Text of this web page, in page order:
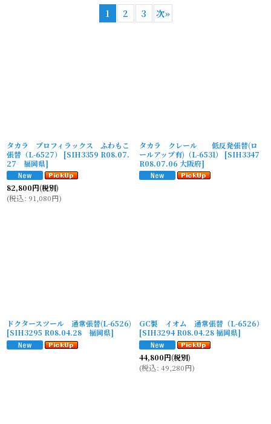
1 2 3 次»
タカラ プロフィラックス ふわもこ
張替（L-6527）
[SIH3359 R08.07.
27 福岡県]
82,800円(税別)
(税込: 91,080円)
タカラ クレール 低反発張替(ロ
ールアップ有)（L-6531）
[SIH3347
R08.07.06 大阪府]
ドクタースツール 通常張替(L-6526)
[SIH3295 R08.04.28 福岡県]
GC製 イオム 通常張替（L-6526）
[SIH3294 R08.04.28 福岡県]
44,800円(税別)
(税込: 49,280円)